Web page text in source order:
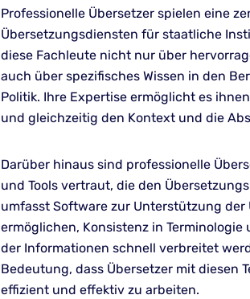
Professionelle Übersetzer spielen eine
Übersetzungsdiensten für staatliche
diese Fachleute nicht nur über
auch über spezifisches Wissen in den
Politik. Ihre Expertise ermöglicht es
und gleichzeitig den Kontext und die
Darüber hinaus sind professionelle
und Tools vertraut, die den
umfasst Software zur Unterstützung der
ermöglichen, Konsistenz in
der Informationen schnell verbreitet
Bedeutung, dass Übersetzer mit diesen
effizient und effektiv zu arbeiten.